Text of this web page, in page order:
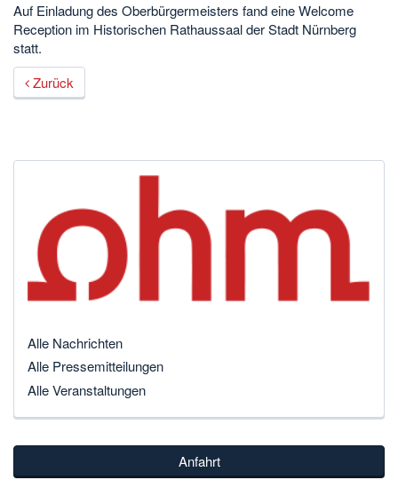
Auf Einladung des Oberbürgermeisters fand eine Welcome
Reception im Historischen Rathaussaal der Stadt Nürnberg
statt.
Zurück
Alle Nachrichten
Alle Pressemitteilungen
Alle Veranstaltungen
Anfahrt